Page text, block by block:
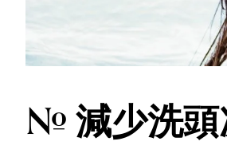
# 減少洗頭